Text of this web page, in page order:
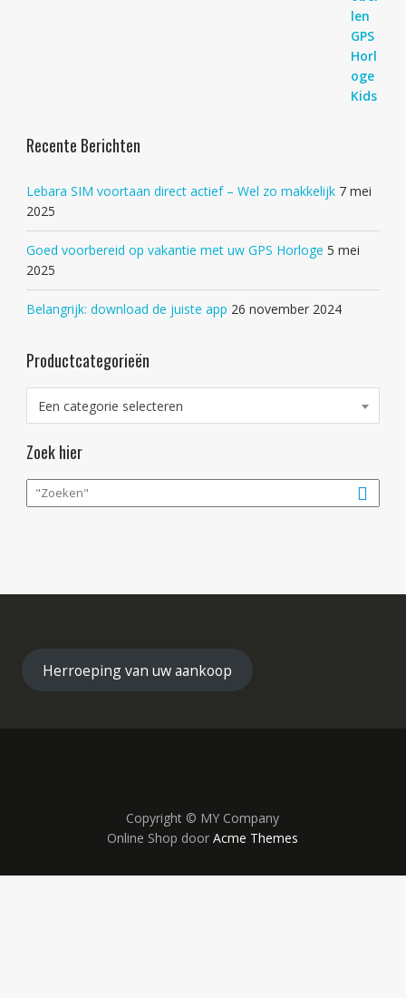
Recente Berichten
Lebara SIM voortaan direct actief – Wel zo makkelijk 7 mei
2025
Goed voorbereid op vakantie met uw GPS Horloge 5 mei
2025
Belangrijk: download de juiste app 26 november 2024
Productcategorieën
Een categorie selecteren
Zoek hier
Herroeping van uw aankoop
Copyright © MY Company
Online Shop doorAcme Themes